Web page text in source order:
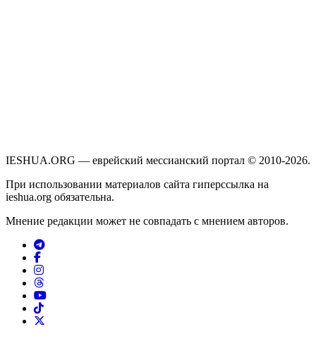
IESHUA.ORG — еврейский мессианский портал © 2010-2026.
При использовании материалов сайта гиперссылка на
ieshua.org обязательна.
Мнение редакции может не совпадать с мнением авторов.